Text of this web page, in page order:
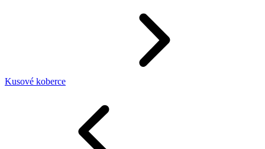
Kusové koberce